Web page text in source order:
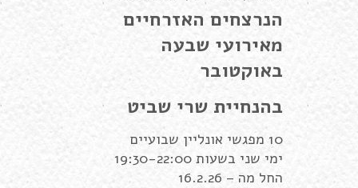
הנרצחים האזרחיים
מאירועי שבעה
באוקטובר
בהנחיית שרי שביט
10 מפגשי אונליין שבועיים
ימי שני בשעות 19:30-22:00
החל מה – 16.2.26